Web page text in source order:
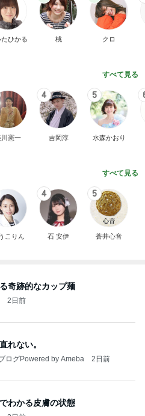
ひかる 桃 クロ
すべて見る
川憲一
4
吉岡淳
5
水森かおり
すべて見る
こりん
4
石 安伊
5
蒼井心音
奇跡的なカップ麺
2日前
れない。
ログPowered by Ameba 2日前
わかる皮膚の状態